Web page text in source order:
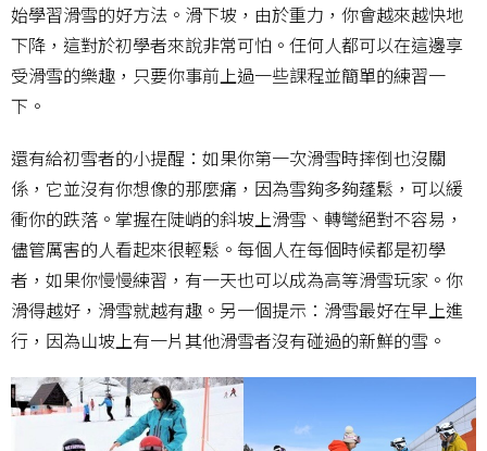
始學習滑雪的好方法。滑下坡，由於重力，你會越來越快地
下降，這對於初學者來說非常可怕。任何人都可以在這邊享
受滑雪的樂趣，只要你事前上過一些課程並簡單的練習一
下。
還有給初雪者的小提醒：如果你第一次滑雪時摔倒也沒關
係，它並沒有你想像的那麼痛，因為雪夠多夠蓬鬆，可以緩
衝你的跌落。掌握在陡峭的斜坡上滑雪、轉彎絕對不容易，
儘管厲害的人看起來很輕鬆。每個人在每個時候都是初學
者，如果你慢慢練習，有一天也可以成為高等滑雪玩家。你
滑得越好，滑雪就越有趣。另一個提示：滑雪最好在早上進
行，因為山坡上有一片其他滑雪者沒有碰過的新鮮的雪。